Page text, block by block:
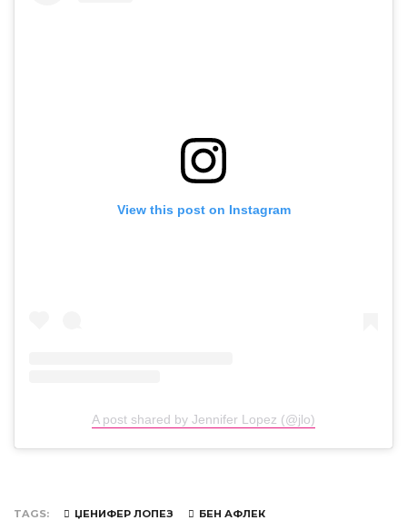
View this post on Instagram
A post shared by Jennifer Lopez (@jlo)
TAGS ЏЕНИФЕР ЛОПЕЗ БЕН АФЛЕК